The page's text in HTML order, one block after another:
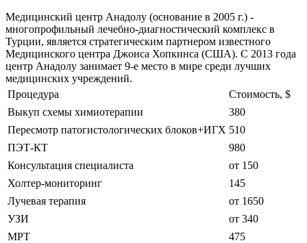
Медицинский центр Анадолу (основание в 2005 г.) -
многопрофильный лечебно-диагностический комплекс в
Турции, является стратегическим партнером известного
Медицинского центра Джонса Хопкинса (США). С 2013 года
центр Анадолу занимает 9-е место в мире среди лучших
медицинских учреждений.
Процедура
Стоимость, $
Выкуп схемы химиотерапии
380
Пересмотр патогистологических блоков+ИГХ 510
ПЭТ-КТ
980
Консультация специалиста
от 150
Холтер-мониторинг
145
Лучевая терапия
от 1650
УЗИ
от 340
МРТ
475